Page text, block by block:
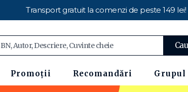
Transport gratuit la comenzi de peste 149 lei!
Promoții Recomandări